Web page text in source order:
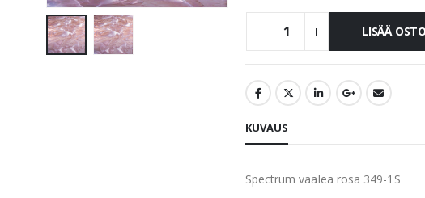
LISÄÄ
KUVAUS
Spectrum vaalea rosa 349-1S